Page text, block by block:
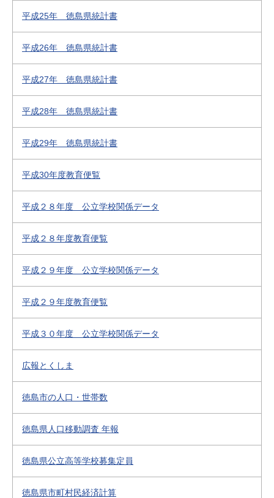
平成25年 徳島県統計書
平成26年 徳島県統計書
平成27年 徳島県統計書
平成28年 徳島県統計書
平成29年 徳島県統計書
平成30年度教育便覧
平成２８年度 公立学校関係データ
平成２８年度教育便覧
平成２９年度 公立学校関係データ
平成２９年度教育便覧
平成３０年度 公立学校関係データ
広報とくしま
徳島市の人口・世帯数
徳島県人口移動調査 年報
徳島県公立高等学校募集定員
徳島県市町村民経済計算